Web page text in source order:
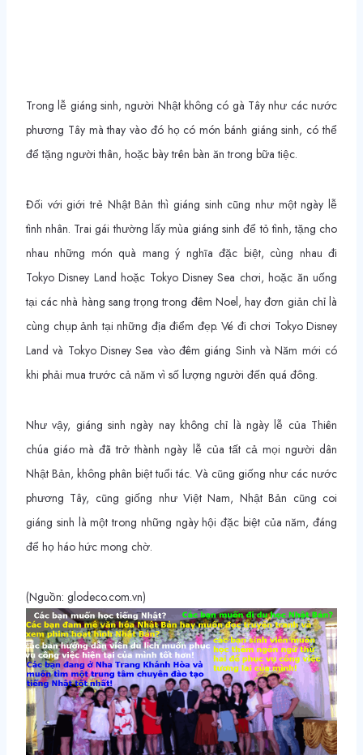
Trong lễ giáng sinh, người Nhật không có gà Tây như các nước
phương Tây mà thay vào đó họ có món bánh giáng sinh, có thể
để tặng người thân, hoặc bày trên bàn ăn trong bữa tiệc.
Đối với giới trẻ Nhật Bản thì giáng sinh cũng như một ngày lễ
tình nhân. Trai gái thường lấy mùa giáng sinh để tỏ tình, tặng cho
nhau những món quà mang ý nghĩa đặc biệt, cùng nhau đi
Tokyo Disney Land hoặc Tokyo Disney Sea chơi, hoặc ăn uống
tại các nhà hàng sang trọng trong đêm Noel, hay đơn giản chỉ là
cùng chụp ảnh tại những địa điểm đẹp. Vé đi chơi Tokyo Disney
Land và Tokyo Disney Sea vào đêm giáng Sinh và Năm mới có
khi phải mua trước cả năm vì số lượng người đến quá đông.
Như vậy, giáng sinh ngày nay không chỉ là ngày lễ của Thiên
chúa giáo mà đã trở thành ngày lễ của tất cả mọi người dân
Nhật Bản, không phân biệt tuổi tác. Và cũng giống như các nước
phương Tây, cũng giống như Việt Nam, Nhật Bản cũng coi
giáng sinh là một trong những ngày hội đặc biệt của năm, đáng
để họ háo hức mong chờ.
(Nguồn: glodeco.com.vn)